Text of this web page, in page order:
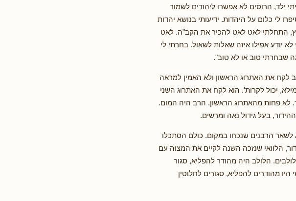
ילד, הרוסים לא אפשרו ליהודים לשמור
לי כלום על היהדות. ידיעותי בנושא יהדות
התחלתי לאט לאט להכיר את הקב"ה. לאט
יודע אפילו איזה שאלות לשאול. בחרתי לי
שבחרתי טוב או לא טוב".
לקח את האתרוג הראשון ולא האמין למראה
יכול לקרות'. הוא לקח את האתרוג השני
לא פחות מהאתרוג הראשון. הרב היה המום.
בעל גידול נאה ומרשים.
הרבנים שנכחו במקום. כולם הסתכלו
הלוואי שנזכה השנה לקיים את המצוה עם
הלולב היה מהודר להפליא, סגור
מהודרים להפליא, סגורים לחלוטין